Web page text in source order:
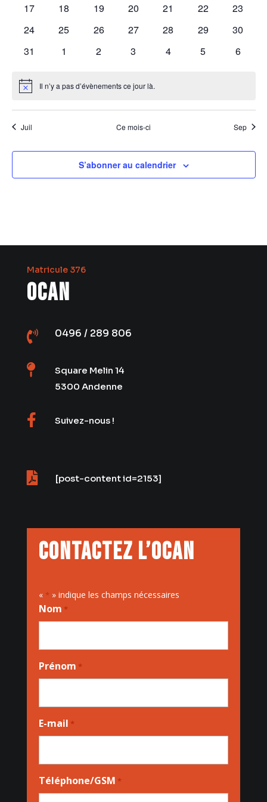
0
17
0
18
0
19
0
20
0
21
0
22
0
23
0
24
0
25
0
26
0
27
0
28
0
29
0
30
0
31
0
1
0
2
0
3
0
4
0
5
0
6
Notice Il n’y a pas d’évènements ce jour là.
Juil Ce mois-ci Sep
S’abonner au calendrier
Matricule 376
OCAN
 0496 / 289 806

Square Melin 14
5300 Andenne
 Suivez-nous !
 [post-content id=2153]
Contactez l’OCAN
« * » indique les champs nécessaires
Nom *
Prénom *
E-mail *
Téléphone/GSM *